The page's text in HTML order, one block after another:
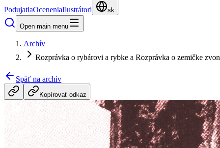
PodujatiaOceneniaIlustrátori sk
Open main menu
Archív
Rozprávka o rybárovi a rybke a Rozprávka o zemičke
Späť na archív
Kopírovať odkaz